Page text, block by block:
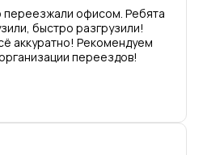
переезжали офисом. Ребята
быстро разгрузили!
аккуратно! Рекомендуем
переездов!